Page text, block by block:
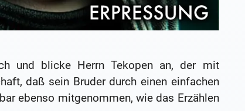
und blicke Herrn Tekopen an, der mit
daß sein Bruder durch einen einfachen
ebenso mitgenommen, wie das Erzählen